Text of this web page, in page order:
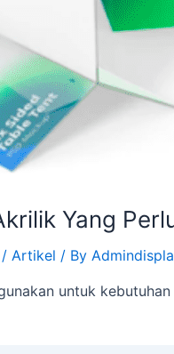
Yang
/ Artikel / By
untuk